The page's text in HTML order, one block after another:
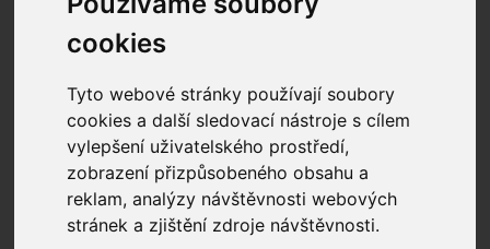
cookies
Tyto webové stránky používají soubory
cookies a další sledovací nástroje s cílem
vylepšení uživatelského prostředí,
zobrazení přizpůsobeného obsahu a
reklam, analýzy návštěvnosti webových
stránek a zjištění zdroje návštěvnosti.